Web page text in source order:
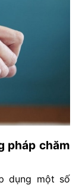
pháp chăm
dụng một số